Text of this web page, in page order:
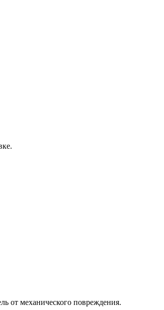
от механического повреждения.